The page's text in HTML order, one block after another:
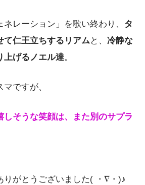
レーション」を歌い終わり、 タ
て仁王立ちするリアムと、 冷静な
上げるノエル達。
ですが、
しそうな笑顔は、また別のサプラ
りがとうございました( ・∇・)♪